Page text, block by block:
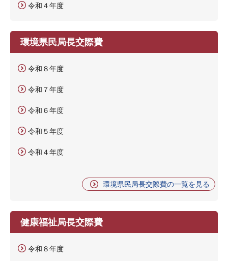
令和４年度
環境県民局長交際費
令和８年度
令和７年度
令和６年度
令和５年度
令和４年度
環境県民局長交際費の一覧を見る
健康福祉局長交際費
令和８年度